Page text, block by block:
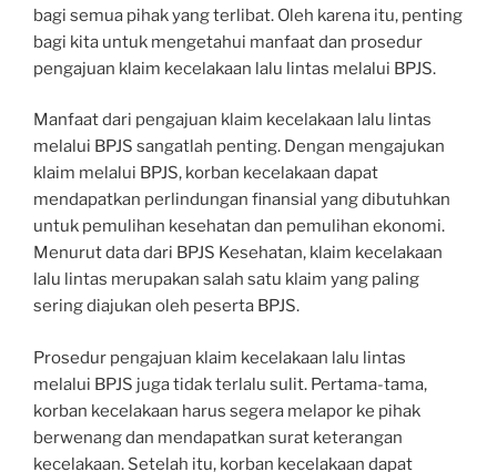
bagi semua pihak yang terlibat. Oleh karena itu, penting
bagi kita untuk mengetahui manfaat dan prosedur
pengajuan klaim kecelakaan lalu lintas melalui BPJS.
Manfaat dari pengajuan klaim kecelakaan lalu lintas
melalui BPJS sangatlah penting. Dengan mengajukan
klaim melalui BPJS, korban kecelakaan dapat
mendapatkan perlindungan finansial yang dibutuhkan
untuk pemulihan kesehatan dan pemulihan ekonomi.
Menurut data dari BPJS Kesehatan, klaim kecelakaan
lalu lintas merupakan salah satu klaim yang paling
sering diajukan oleh peserta BPJS.
Prosedur pengajuan klaim kecelakaan lalu lintas
melalui BPJS juga tidak terlalu sulit. Pertama-tama,
korban kecelakaan harus segera melapor ke pihak
berwenang dan mendapatkan surat keterangan
kecelakaan. Setelah itu, korban kecelakaan dapat